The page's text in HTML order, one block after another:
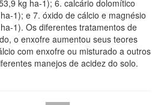
kg ha-1); 6. calcário dolomítico
1); e 7. óxido de cálcio e magnésio
1). Os diferentes tratamentos de
o enxofre aumentou seus teores
com enxofre ou misturado a outros
manejos de acidez do solo.